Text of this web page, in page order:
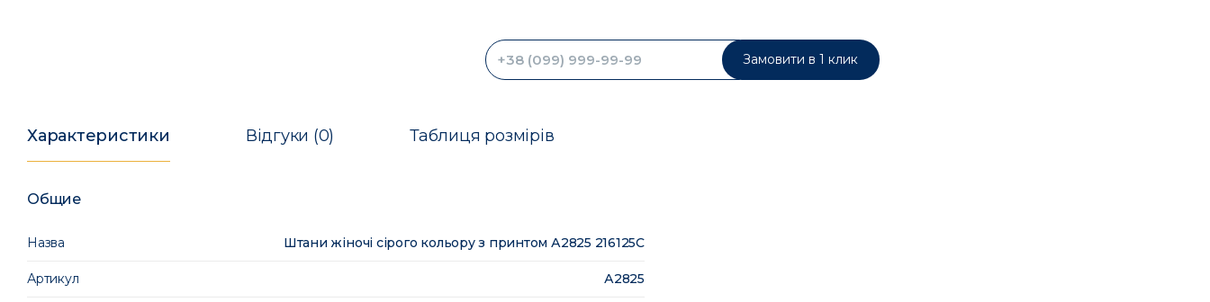
Замовити в 1 клик
Характеристики Відгуки (0) Таблиця розмірів
Общие
Назва Штани жіночі сірого кольору з принтом А2825 216125C
Артикул А2825